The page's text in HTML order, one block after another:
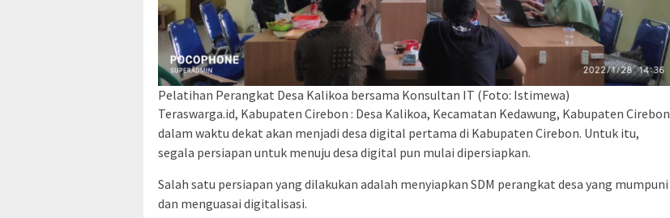
Pelatihan Perangkat Desa Kalikoa bersama Konsultan IT (Foto: Istimewa)
Teraswarga.id, Kabupaten Cirebon : Desa Kalikoa, Kecamatan Kedawung, Kabupaten Cirebon
dalam waktu dekat akan menjadi desa digital pertama di Kabupaten Cirebon. Untuk itu,
segala persiapan untuk menuju desa digital pun mulai dipersiapkan.
Salah satu persiapan yang dilakukan adalah menyiapkan SDM perangkat desa yang mumpuni
dan menguasai digitalisasi.